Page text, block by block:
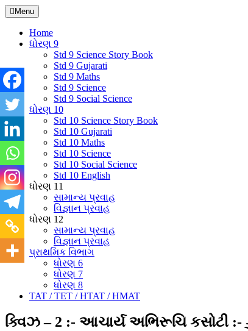
Skip
to
content
Menu
Home
ધોરણ 9
Std 9 Science Story Book
Std 9 Gujarati
Std 9 Maths
Std 9 Science
Std 9 Social Science
ધોરણ 10
Std 10 Science Story Book
Std 10 Gujarati
Std 10 Maths
Std 10 Science
Std 10 Social Science
Std 10 English
ધોરણ 11
સામાન્ય પ્રવાહ
વિજ્ઞાન પ્રવાહ
ધોરણ 12
સામાન્ય પ્રવાહ
વિજ્ઞાન પ્રવાહ
પ્રાથમિક વિભાગ
ધોરણ 6
ધોરણ 7
ધોરણ 8
TAT / TET / HTAT / HMAT
ક્વિઝ – 2 :- આચાર્ય અભિરૂચિ કસોટી